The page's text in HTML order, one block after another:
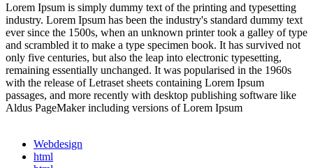
Lorem Ipsum is simply dummy text of the printing and typesetting
industry. Lorem Ipsum has been the industry's standard dummy text
ever since the 1500s, when an unknown printer took a galley of type
and scrambled it to make a type specimen book. It has survived not
only five centuries, but also the leap into electronic typesetting,
remaining essentially unchanged. It was popularised in the 1960s
with the release of Letraset sheets containing Lorem Ipsum
passages, and more recently with desktop publishing software like
Aldus PageMaker including versions of Lorem Ipsum
Webdesign
html